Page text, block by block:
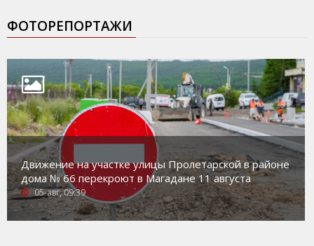
ФОТОРЕПОРТАЖИ
Движение на участке улицы Пролетарской в районе
дома № 66 перекроют в Магадане 11 августа
05-авг, 09:39